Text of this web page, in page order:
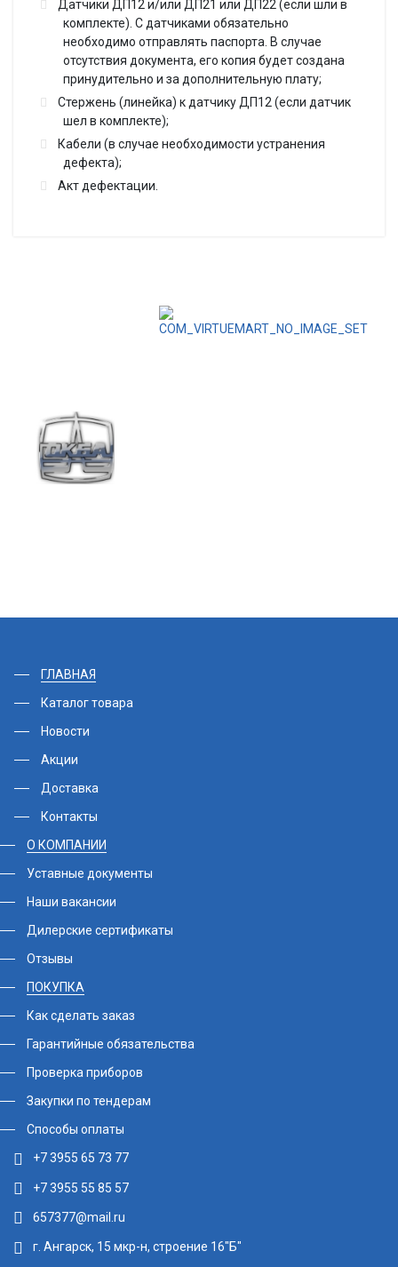
Датчики ДП12 и/или ДП21 или ДП22 (если шли в
комплекте). С датчиками обязательно
необходимо отправлять паспорта. В случае
отсутствия документа, его копия будет создана
принудительно и за дополнительную плату;
Стержень (линейка) к датчику ДП12 (если датчик
шел в комплекте);
Кабели (в случае необходимости устранения
дефекта);
Акт дефектации.
ГЛАВНАЯ
Каталог товара
Новости
Акции
Доставка
Контакты
О КОМПАНИИ
Уставные документы
Наши вакансии
Дилерские сертификаты
Отзывы
ПОКУПКА
Как сделать заказ
Гарантийные обязательства
Проверка приборов
Закупки по тендерам
Способы оплаты
+7 3955 65 73 77
+7 3955 55 85 57
657377@mail.ru
г. Ангарск, 15 мкр-н, строение 16"Б"